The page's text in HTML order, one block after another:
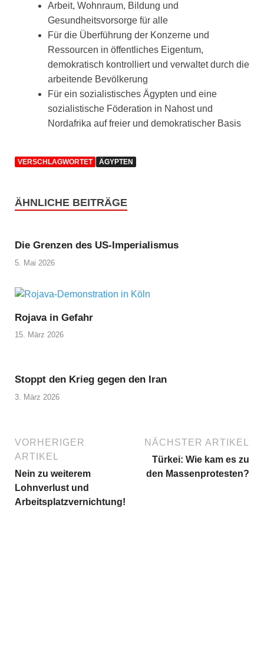
Arbeit, Wohnraum, Bildung und
Gesundheitsvorsorge für alle
Für die Überführung der Konzerne und
Ressourcen in öffentliches Eigentum,
demokratisch kontrolliert und verwaltet durch die
arbeitende Bevölkerung
Für ein sozialistisches Ägypten und eine
sozialistische Föderation in Nahost und
Nordafrika auf freier und demokratischer Basis
VERSCHLAGWORTET ÄGYPTEN
ÄHNLICHE BEITRÄGE
Die Grenzen des US-Imperialismus
5. Mai 2026
Rojava in Gefahr
15. März 2026
Stoppt den Krieg gegen den Iran
3. März 2026
VORHERIGER
ARTIKEL
Nein zu weiterem
Lohnverlust und
Arbeitsplatzvernichtung!
NÄCHSTER ARTIKEL
Türkei: Wie kam es zu
den Massenprotesten?